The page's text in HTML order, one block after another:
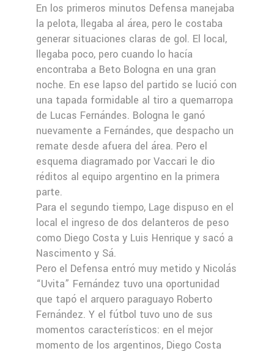
En los primeros minutos Defensa manejaba
la pelota, llegaba al área, pero le costaba
generar situaciones claras de gol. El local,
llegaba poco, pero cuando lo hacía
encontraba a Beto Bologna en una gran
noche. En ese lapso del partido se lució con
una tapada formidable al tiro a quemarropa
de Lucas Fernándes. Bologna le ganó
nuevamente a Fernándes, que despacho un
remate desde afuera del área. Pero el
esquema diagramado por Vaccari le dio
réditos al equipo argentino en la primera
parte.
Para el segundo tiempo, Lage dispuso en el
local el ingreso de dos delanteros de peso
como Diego Costa y Luis Henrique y sacó a
Nascimento y Sá.
Pero el Defensa entró muy metido y Nicolás
“Uvita” Fernández tuvo una oportunidad
que tapó el arquero paraguayo Roberto
Fernández. Y el fútbol tuvo uno de sus
momentos característicos: en el mejor
momento de los argentinos, Diego Costa